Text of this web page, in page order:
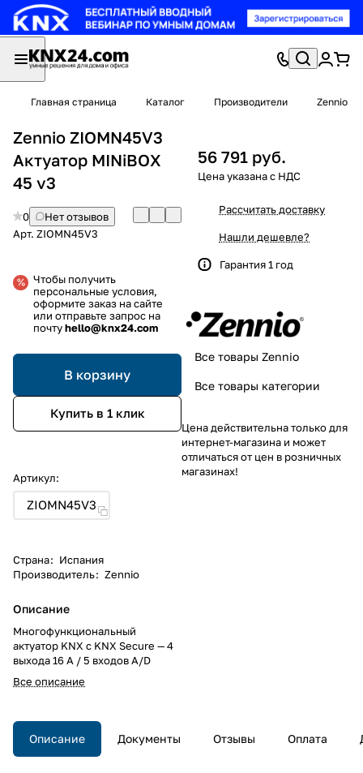
Главная страница Каталог Производители Zennio
Zennio ZIOMN45V3
Актуатор MINiBOX
45 v3
0
Нет отзывов
Арт. ZIOMN45V3
Чтобы получить
персональные условия,
оформите заказ на сайте
или отправьте запрос на
почтуhello@knx24.com
В корзину
Купить в 1 клик
Артикул:
ZIOMN45V3
Страна: Испания
Производитель: Zennio
Описание
Многофункциональный
актуатор KNX с KNX Secure — 4
выхода 16 А / 5 входов A/D
Все описание
56 791 руб.
Рассчитать доставку
Нашли дешевле?
Гарантия 1 год
Все товары Zennio
Все товары категории
Цена действительна только для
интернет-магазина и может
отличаться от цен в розничных
магазинах!
Описание Документы Отзывы Оплата